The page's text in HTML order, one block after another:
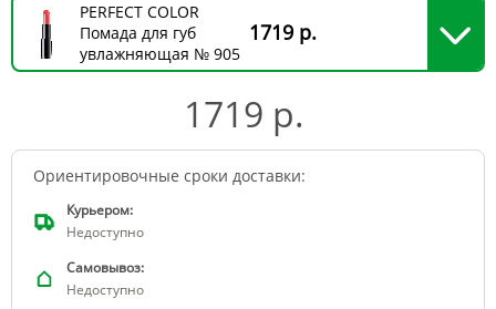
PERFECT COLOR
Помада для губ
увлажняющая № 905
1719 р.
1719 р.
Ориентировочные сроки доставки:
Курьером:
Недоступно
Самовывоз:
Недоступно